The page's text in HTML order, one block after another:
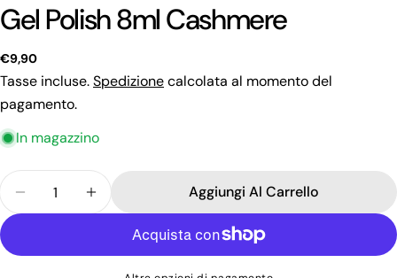
Gel Polish 8ml Cashmere
Prezzo
regolare
€9,90
Tasse incluse.Spedizionecalcolata al momento del
pagamento.
In magazzino
Diminuisci La Quantità Per Gel Polish 8ml
Aumenta La Quantità Per Gel Polish 8ml
Aggiungi Al Carrello
Fai una domanda
nome